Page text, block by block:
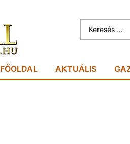
FŐOLDAL AKTUÁLIS